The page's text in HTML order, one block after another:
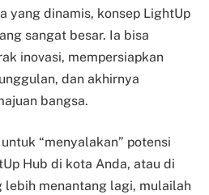
yang dinamis, konsep LightUp
sangat besar. Ia bisa
inovasi, mempersiapkan
dan akhirnya
bangsa.
“menyalakan” potensi
Hub di kota Anda, atau di
lebih menantang lagi, mulailah